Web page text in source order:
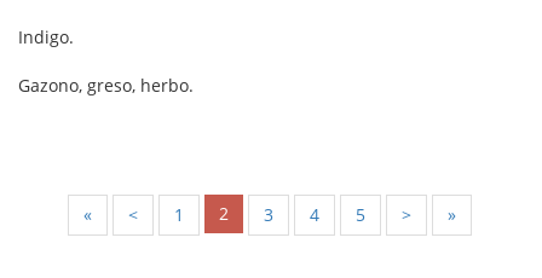
Indigo.
Gazono, greso, herbo.
« < 1 2 3 4 5 > »